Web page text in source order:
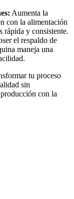
Aumenta la
con la alimentación
rápida y consistente.
el respaldo de
maneja una
tu proceso
sin
con la